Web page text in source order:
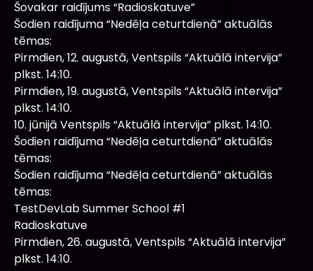
Šovakar raidījums “Radioskatuve”
Šodien raidījuma “Nedēļa ceturtdienā” aktuālās
tēmas:
Pirmdien, 12. augustā, Ventspils “Aktuālā intervija”
plkst. 14:10.
Pirmdien, 19. augustā, Ventspils “Aktuālā intervija”
plkst. 14:10.
10. jūnijā Ventspils “Aktuālā intervija” plkst. 14:10.
Šodien raidījuma “Nedēļa ceturtdienā” aktuālās
tēmas:
Šodien raidījuma “Nedēļa ceturtdienā” aktuālās
tēmas:
TestDevLab Summer School #1
Radioskatuve
Pirmdien, 26. augustā, Ventspils “Aktuālā intervija”
plkst. 14:10.